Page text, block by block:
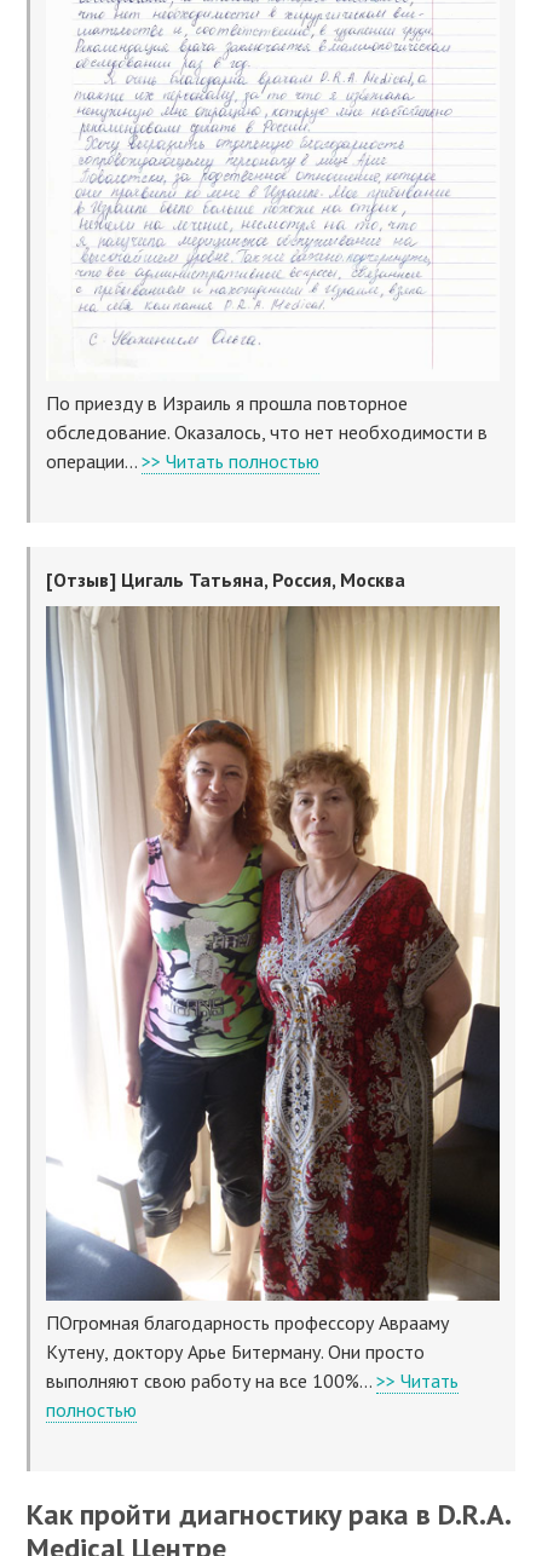
По приезду в Израиль я прошла повторное
обследование. Оказалось, что нет необходимости в
операции...>> Читать полностью
[Отзыв] Цигаль Татьяна, Россия, Москва
ПОгромная благодарность профессору Аврааму
Кутену, доктору Арье Битерману. Они просто
выполняют свою работу на все 100%...>> Читать
полностью
Как пройти диагностику рака в D.R.A.
Medical Центре